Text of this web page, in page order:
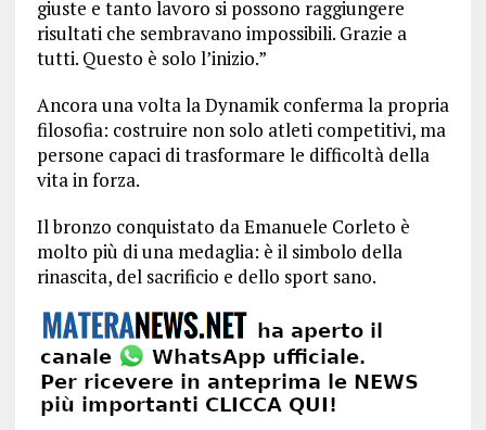
giuste e tanto lavoro si possono raggiungere
risultati che sembravano impossibili. Grazie a
tutti. Questo è solo l’inizio.”
Ancora una volta la Dynamik conferma la propria
filosofia: costruire non solo atleti competitivi, ma
persone capaci di trasformare le difficoltà della
vita in forza.
Il bronzo conquistato da Emanuele Corleto è
molto più di una medaglia: è il simbolo della
rinascita, del sacrificio e dello sport sano.